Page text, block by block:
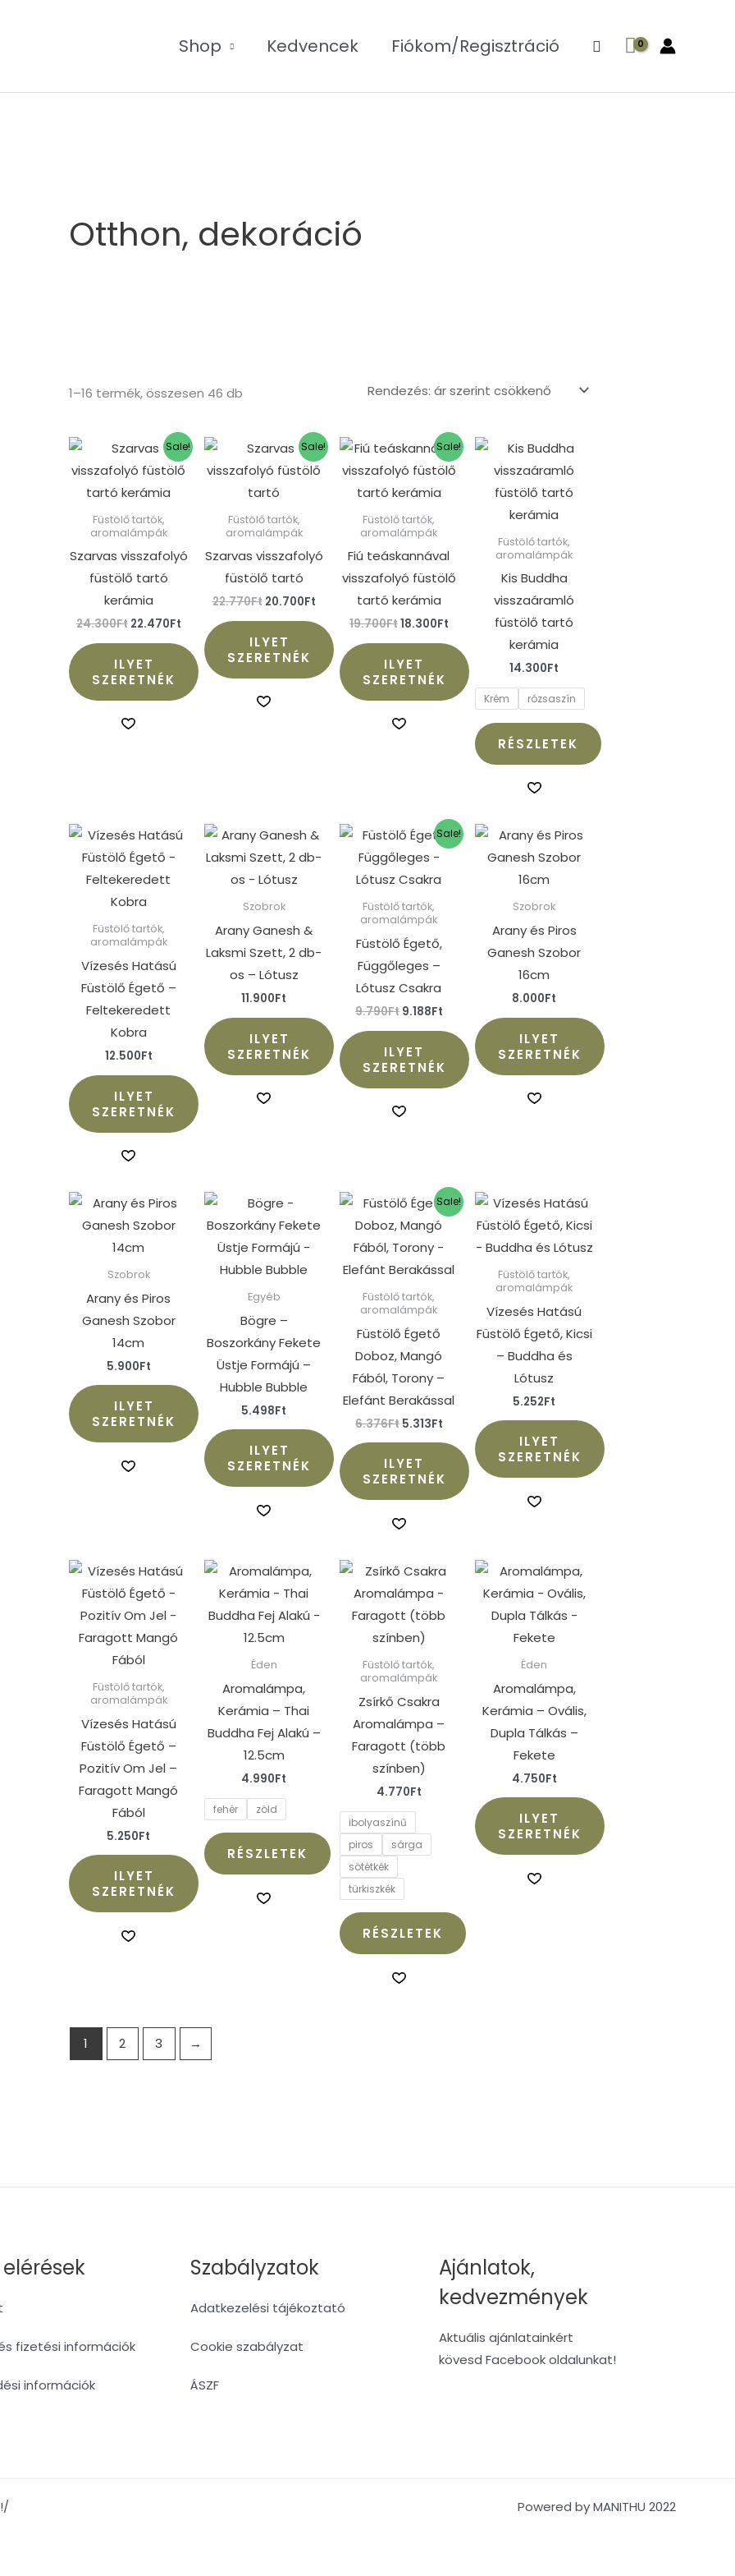
Shop Kedvencek Fiókom/Regisztráció Search
Otthon, dekoráció
1–16 termék, összesen 46 db
Sale!
Füstölő tartók,
aromalámpák
Szarvas visszafolyó
füstölő tartó
kerámia
24.300Ft
Original
price
was:
24.300Ft.
22.470Ft
Current
price
is:
ILYET
SZERETNÉK
Sale!
Füstölő tartók,
aromalámpák
Szarvas visszafolyó
füstölő tartó
22.770Ft
Original
price
was:
22.770Ft.
20.700Ft
Current
price
is:
ILYET
SZERETNÉK
Sale!
Füstölő tartók,
aromalámpák
Fiú teáskannával
visszafolyó füstölő
tartó kerámia
19.700Ft
Original
price
was:
19.700Ft.
18.300Ft
Current
price
is:
18.300Ft.
ILYET
SZERETNÉK
Füstölő tartók,
aromalámpák
Kis Buddha
visszaáramló
füstölő tartó
kerámia
14.300Ft
Krém rózsaszín
RÉSZLETEK
Ennek
a
terméknek
több
variációja
van.
A
változatok
a
termékoldalon
választhatók
ki
Füstölő tartók,
aromalámpák
Vízesés Hatású
Füstölő Égető –
Feltekeredett
Kobra
12.500Ft
ILYET
SZERETNÉK
Szobrok
Arany Ganesh &
Laksmi Szett, 2 db-
os – Lótusz
11.900Ft
ILYET
SZERETNÉK
Sale!
Füstölő tartók,
aromalámpák
Füstölő Égető,
Függőleges –
Lótusz Csakra
9.790Ft
Original
price
was:
9.790Ft.
9.188Ft
Current
price
ILYET
SZERETNÉK
Szobrok
Arany és Piros
Ganesh Szobor
16cm
8.000Ft
ILYET
SZERETNÉK
Szobrok
Arany és Piros
Ganesh Szobor
14cm
5.900Ft
ILYET
SZERETNÉK
Egyéb
Bögre –
Boszorkány Fekete
Üstje Formájú –
Hubble Bubble
5.498Ft
ILYET
SZERETNÉK
Sale!
Füstölő tartók,
aromalámpák
Füstölő Égető
Doboz, Mangó
Fából, Torony –
Elefánt Berakással
6.376Ft
Original
price
was:
5.313Ft
Current
price
5.313Ft.
ILYET
SZERETNÉK
Füstölő tartók,
aromalámpák
Vízesés Hatású
Füstölő Égető, Kicsi
– Buddha és
Lótusz
5.252Ft
ILYET
SZERETNÉK
Füstölő tartók,
aromalámpák
Vízesés Hatású
Füstölő Égető –
Pozitív Om Jel –
Faragott Mangó
Fából
5.250Ft
ILYET
SZERETNÉK
Éden
Aromalámpa,
Kerámia – Thai
Buddha Fej Alakú –
12.5cm
4.990Ft
fehér zöld
RÉSZLETEK
Ennek
a
terméknek
több
variációja
van.
változatok
a
termékoldalon
ki
Füstölő tartók,
aromalámpák
Zsírkő Csakra
Aromalámpa –
Faragott (több
színben)
4.770Ft
ibolyaszínű
piros
sárga
sötétkék
türkiszkék
RÉSZLETEK
Ennek
a
terméknek
több
variációja
van.
A
változatok
a
termékoldalon
választhatók
ki
Éden
Aromalámpa,
Kerámia – Ovális,
Dupla Tálkás –
Fekete
4.750Ft
ILYET
SZERETNÉK
1 2 3 →
fizetési információk
információk
Szabályzatok
Adatkezelési tájékoztató
Cookie szabályzat
ÁSZF
Ajánlatok,
kedvezmények
Aktuális ajánlatainkért
kövesd Facebook oldalunkat!
Powered by MANITHU 2022